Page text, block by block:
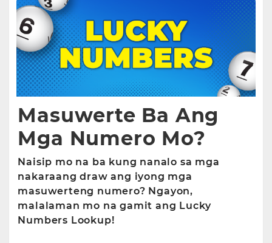
Masuwerte Ba Ang
Mga Numero Mo?
Naisip mo na ba kung nanalo sa mga
nakaraang draw ang iyong mga
masuwerteng numero? Ngayon,
malalaman mo na gamit ang Lucky
Numbers Lookup!